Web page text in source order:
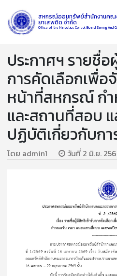
สหกรณ์ออมทรัพย์สำนักงานคณ
ยาเสพติด จำกัด
Office of the Narcotics Control Board Saving And
ประกาศฯ รายชื่
การคัดเลือกเพื่อ
หน้าที่สหกรณ์ กำ
และสถานที่สอบ แ
ปฏิบัติเกี่ยวกับก
โดย admin1 วันที่ 2 มิ.ย.